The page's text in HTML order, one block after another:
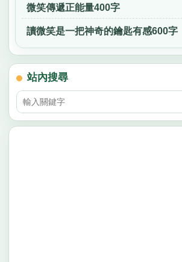
微笑傳遞正能量400字
讀微笑是一把神奇的鑰匙有感600字
站內搜尋